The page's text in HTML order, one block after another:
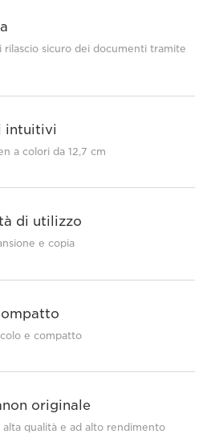
rilascio sicuro dei documenti tramite
intuitivi
a colori da 12,7 cm
di utilizzo
e copia
e compatto
originale
alta qualità e ad alto rendimento